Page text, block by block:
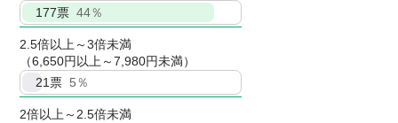
177票 44％
2.5倍以上～3倍未満
（6,650円以上～7,980円未満）
21票 5％
2倍以上～2.5倍未満